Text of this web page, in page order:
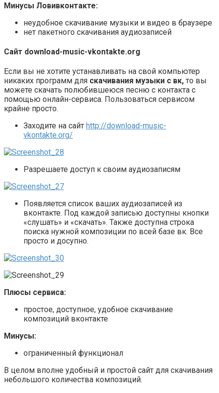
Минусы Ловивконтакте:
неудобное скачивание музыки и видео в браузере
нет пакетного скачивания аудиозаписей
Сайт download-music-vkontakte.org
Если вы не хотите устанавливать на свой компьютер
никаких программ для скачивания музыки с вк, то вы
можете скачать полюбившеюся песню с контакта с
помощью онлайн-сервиса. Пользоваться сервисом
крайне просто.
Заходите на сайт http://download-music-
vkontakte.org/
Разрешаете доступ к своим аудиозаписям
Появляется список ваших аудиозаписей из
вконтакте. Под каждой записью доступны кнопки
«слушать» и «скачать». Также доступна строка
поиска нужной композиции по всей базе вк. Все
просто и досупно.
Плюсы сервиса:
простое, доступное, удобное скачивание
композиций вконтакте
Минусы:
ограниченный функционал
В целом вполне удобный и простой сайт для скачивания
небольшого количества композиций.